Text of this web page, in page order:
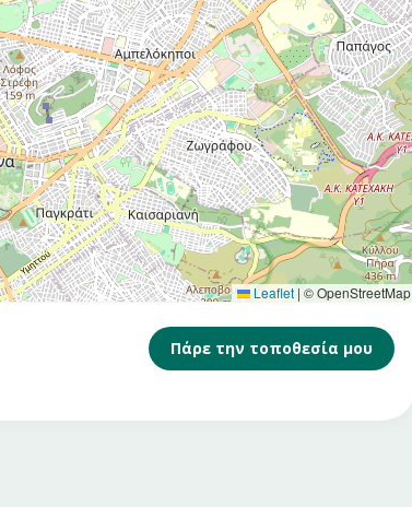
Leaflet | © OpenStreetMap
Πάρε την τοποθεσία μου